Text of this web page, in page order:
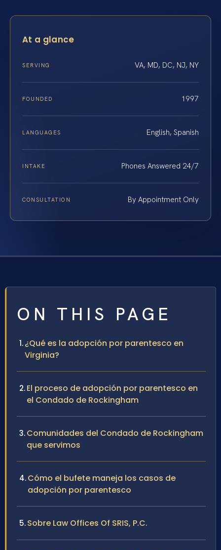
At a glance
SERVING VA, MD, DC, NJ, NY
FOUNDED 1997
LANGUAGES English, Spanish
INTAKE Phones Answered 24/7
CONSULTATION By Appointment Only
ON THIS PAGE
¿Qué es la adopción por parentesco en
Virginia?
El proceso de adopción por parentesco en
el Condado de Rockingham
Comunidades del Condado de Rockingham
que servimos
Cómo el bufete maneja los casos de
adopción por parentesco
Sobre Law Offices Of SRIS, P.C.